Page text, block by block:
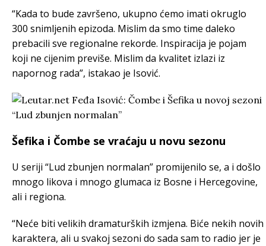
“Kada to bude završeno, ukupno ćemo imati okruglo
300 snimljenih epizoda. Mislim da smo time daleko
prebacili sve regionalne rekorde. Inspiracija je pojam
koji ne cijenim previše. Mislim da kvalitet izlazi iz
napornog rada”, istakao je Isović.
Šefika i Čombe se vraćaju u novu sezonu
U seriji “Lud zbunjen normalan” promijenilo se, a i došlo
mnogo likova i mnogo glumaca iz Bosne i Hercegovine,
ali i regiona.
“Neće biti velikih dramaturških izmjena. Biće nekih novih
karaktera, ali u svakoj sezoni do sada sam to radio jer je